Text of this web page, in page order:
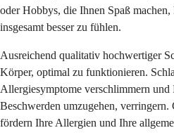
oder Hobbys, die Ihnen Spaß
insgesamt besser zu fühlen.
Ausreichend qualitativ hochwertiger
Körper, optimal zu funktionieren.
Allergiesymptome verschlimmern
Beschwerden umzugehen, verringern.
fördern Ihre Allergien und Ihre